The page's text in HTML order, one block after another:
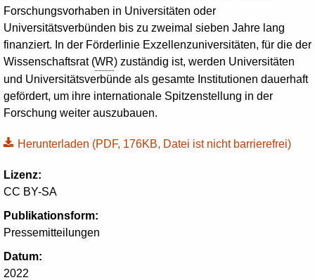
Forschungsvorhaben in Universitäten oder
Universitätsverbünden bis zu zweimal sieben Jahre lang
finanziert. In der Förderlinie Exzellenzuniversitäten, für die der
Wissenschaftsrat (WR) zuständig ist, werden Universitäten
und Universitätsverbünde als gesamte Institutionen dauerhaft
gefördert, um ihre internationale Spitzenstellung in der
Forschung weiter auszubauen.
Herunterladen (PDF, 176KB, Datei ist nicht barrierefrei)
Lizenz:
CC BY-SA
Publikationsform:
Pressemitteilungen
Datum:
2022